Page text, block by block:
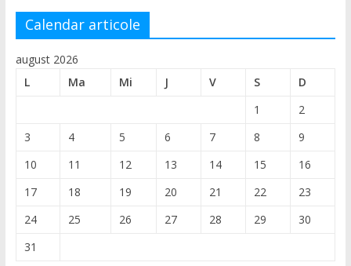
Calendar articole
august 2026
L
Ma Mi J V S
D
1
2
3
4 5 6 7 8
9
10
11 12 13 14 15
16
17
18 19 20 21 22
23
24
25 26 27 28 29
30
31